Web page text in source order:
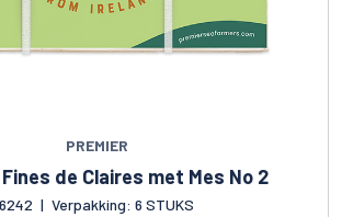
PREMIER
de Claires met Mes No 2
6242 | Verpakking: 6 STUKS